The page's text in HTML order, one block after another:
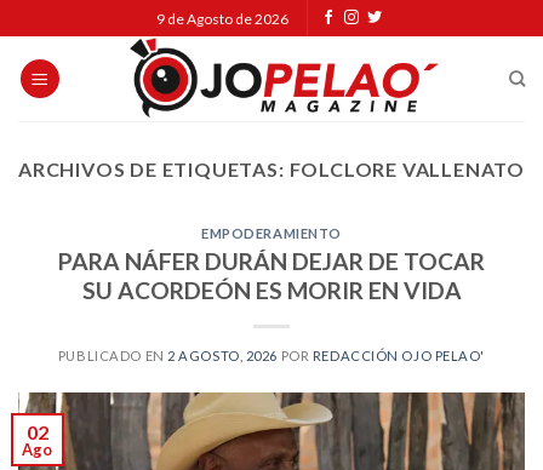
to
content
9 de Agosto de 2026
ARCHIVOS DE ETIQUETAS: FOLCLORE VALLENATO
EMPODERAMIENTO
PARA NÁFER DURÁN DEJAR DE TOCAR
SU ACORDEÓN ES MORIR EN VIDA
PUBLICADO EN 2 AGOSTO, 2026 POR REDACCIÓN OJO PELAO'
02
Ago